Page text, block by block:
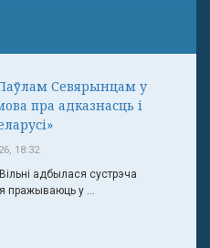
Севярынцам у
пра адказнасць і
18:32
адбылася сустрэча
пражываюць у ...